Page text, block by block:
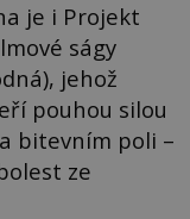
je i Projekt
ságy
jehož
pouhou silou
bitevním poli –
ze